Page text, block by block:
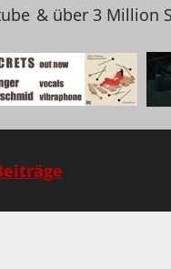
& über 3 Million